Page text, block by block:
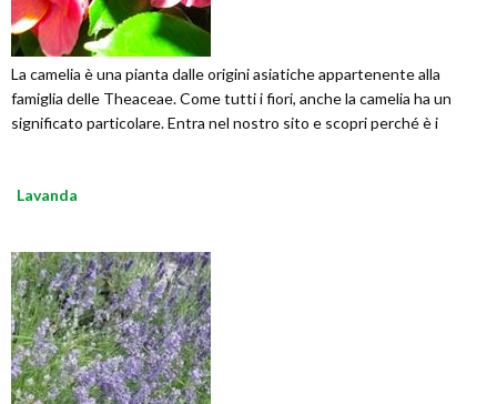
La camelia è una pianta dalle origini asiatiche appartenente alla
famiglia delle Theaceae. Come tutti i fiori, anche la camelia ha un
significato particolare. Entra nel nostro sito e scopri perché è i
Lavanda